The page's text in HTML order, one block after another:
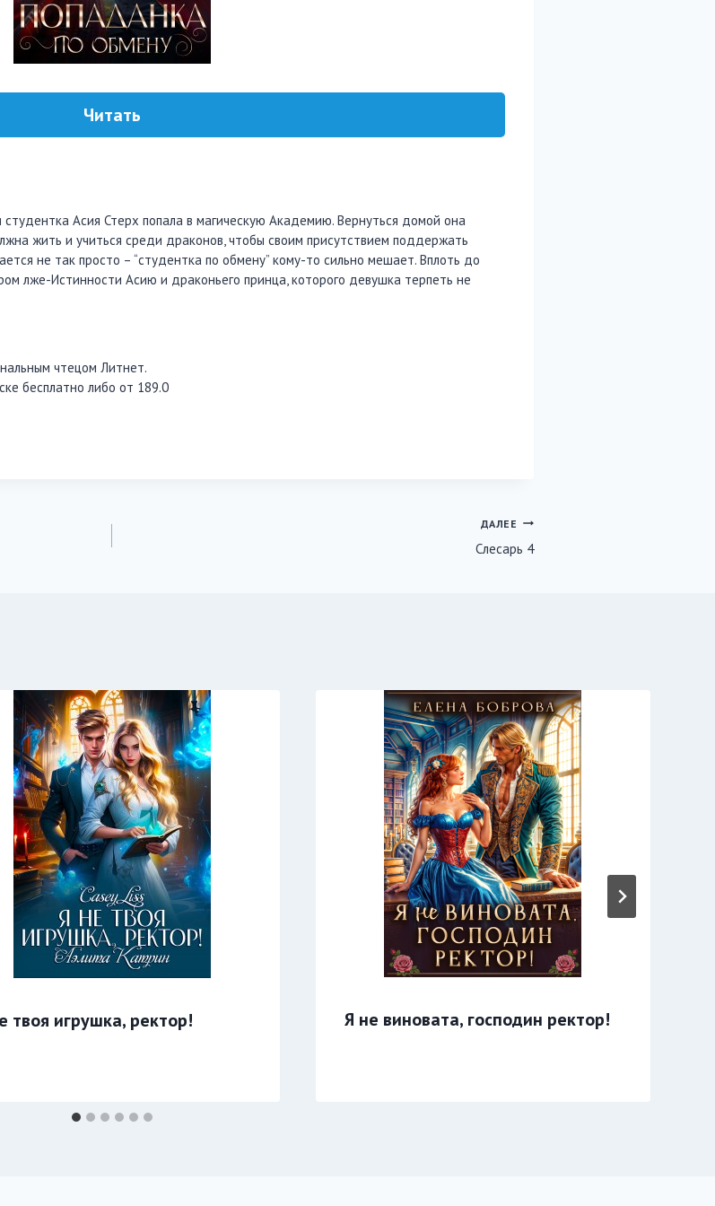
Читать
Асия Стерх попала в магическую Академию. Вернуться домой она
жить и учиться среди драконов, чтобы своим присутствием поддержать
не так просто – “студентка по обмену” кому-то сильно мешает. Вплоть до
лже-Истинности Асию и драконьего принца, которого девушка терпеть не
чтецом Литнет.
бесплатно либо от 189.0
ДАЛЕЕ
Слесарь 4
твоя игрушка, ректор! Я не виновата, господин ректор!